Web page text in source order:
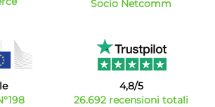
Socio Netcomm
4,8/5
26.692 recensioni totali